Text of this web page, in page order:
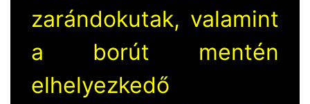
zarándokutak, valamint
a borút mentén
elhelyezkedő